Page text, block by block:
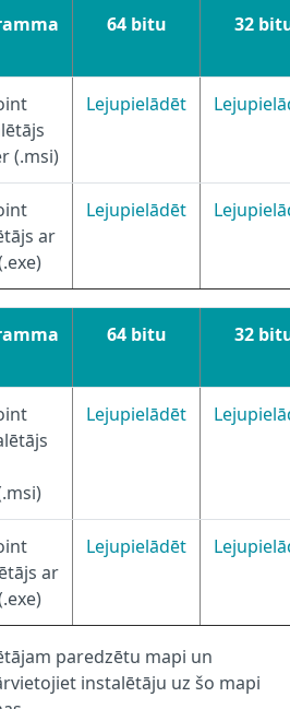
64 bitu 32
(.msi)
Lejupielādēt
ar
Lejupielādēt
64 bitu 32
Lejupielādēt
ar
Lejupielādēt
paredzētu mapi un
instalētāju uz šo mapi